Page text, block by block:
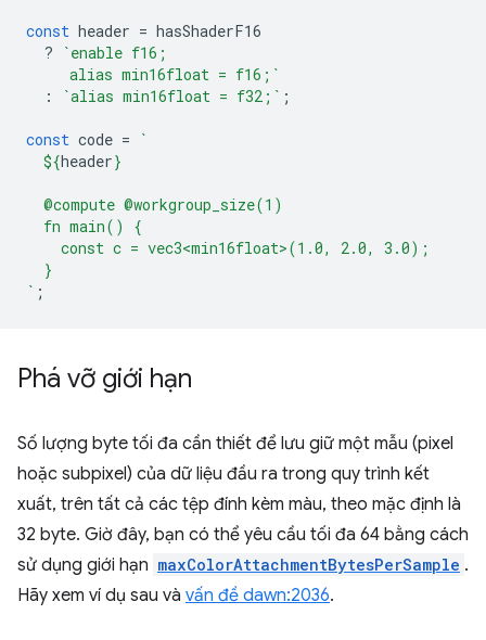
const header = hasShaderF16
?
`enable f16;
     alias min16float = f16;`
:
`alias min16float = f32;` ;
const code =
`
${header}
  @compute @workgroup_size(1)
  fn main() {
    const c = vec3<min16float>(1.0, 2.0, 3.0);
  }
` ;
Phá vỡ giới hạn
Số lượng byte tối đa cần thiết để lưu giữ một mẫu (pixel
hoặc subpixel) của dữ liệu đầu ra trong quy trình kết
xuất, trên tất cả các tệp đính kèm màu, theo mặc định là
32 byte. Giờ đây, bạn có thể yêu cầu tối đa 64 bằng cách
sử dụng giới hạn maxColorAttachmentBytesPerSample .
Hãy xem ví dụ sau và vấn đề dawn:2036.